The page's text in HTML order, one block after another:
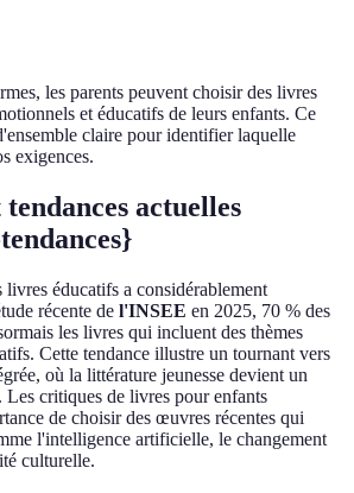
les parents peuvent choisir des livres
et éducatifs de leurs enfants. Ce
claire pour identifier laquelle
exigences.
actuelles
éducatifs a considérablement
récente de l'INSEE en 2025, 70 % des
les livres qui incluent des thèmes
Cette tendance illustre un tournant vers
où la littérature jeunesse devient un
critiques de livres pour enfants
de choisir des œuvres récentes qui
l'intelligence artificielle, le changement
culturelle.